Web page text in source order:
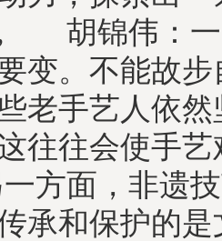
, 胡锦伟：一
变。不能故
老手艺人依
往往会使手
面，非遗技
承和保护的